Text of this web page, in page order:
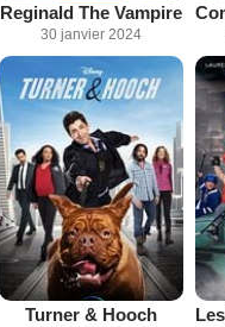
Reginald The Vampire
30 janvier 2024
Turner & Hooch